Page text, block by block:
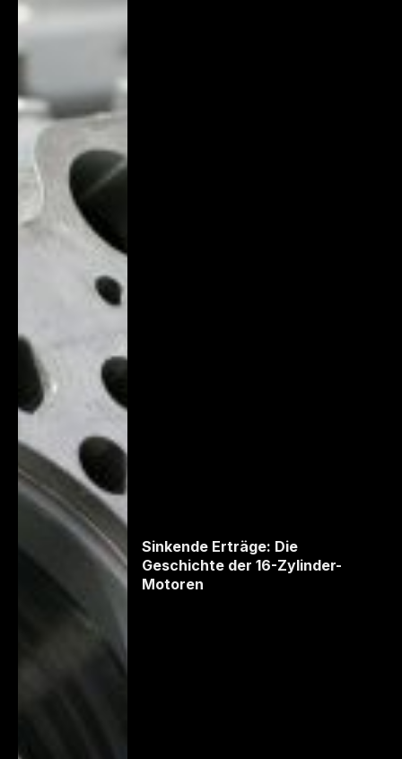
Sinkende Erträge: Die
Geschichte der 16-Zylinder-
Motoren